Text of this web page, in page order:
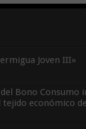
Joven III»
Bono Consumo
económico